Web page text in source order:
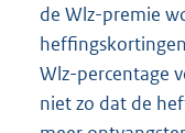
de Wlz-premie
Wlz-percentage
niet zo dat de